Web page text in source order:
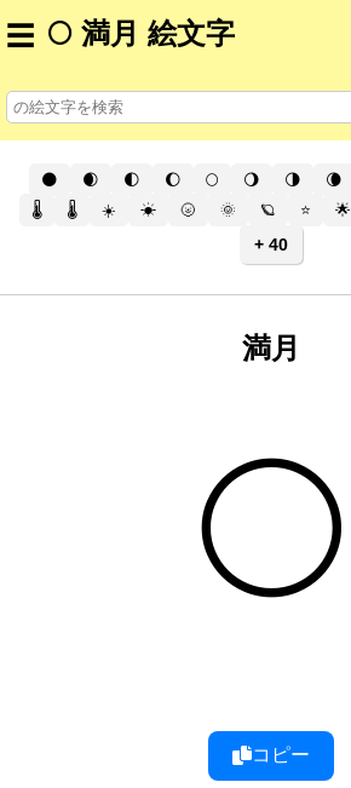
☰ 🌕 満月 絵文字
🌑 🌒 🌓 🌔 🌕 🌖 🌗 🌘
🌡️
🌡 ☀️ ☀ 🌝 🌞 🪐 ⭐ 🌟
+ 40
満月
🌕
コピー